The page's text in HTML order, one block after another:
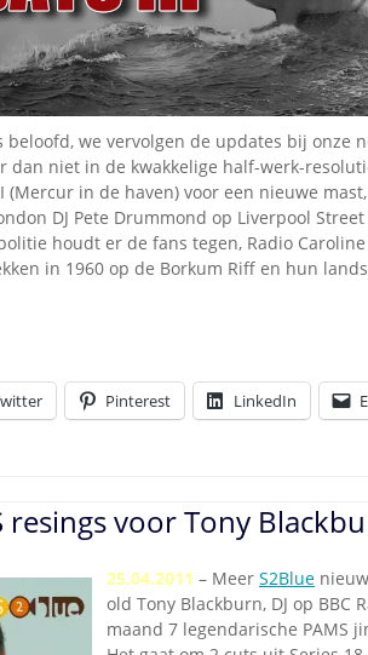
Omroepbanden
Stoomfluit Klaas
Vaak
Uitvinding
jinglecassette
beloofd, we vervolgen de updates bij onze
dan niet in de kwakkelige half-werk-
(Mercur in de haven) voor een nieuwe
DJ Pete Drummond op Liverpool
houdt er de fans tegen, Radio
in 1960 op de Borkum Riff en hun
Pinterest LinkedIn
resings voor Tony
25.04.2011 – Meer S2Blue
old Tony Blackburn, DJ op BBC
maand 7 legendarische PAMS